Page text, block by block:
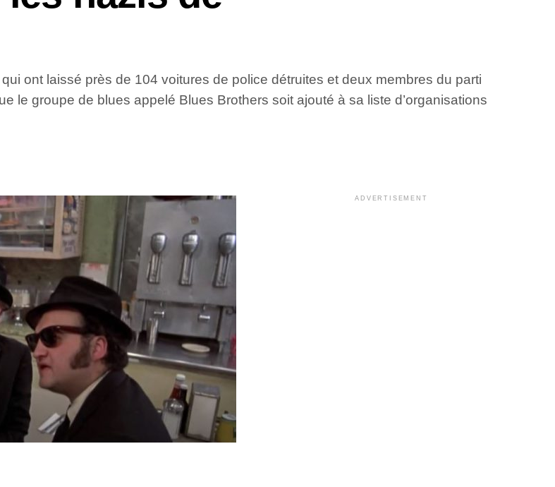
ont laissé près de 104 voitures de police détruites et deux membres du parti
le groupe de blues appelé Blues Brothers soit ajouté à sa liste d’organisations
ADVERTISEMENT